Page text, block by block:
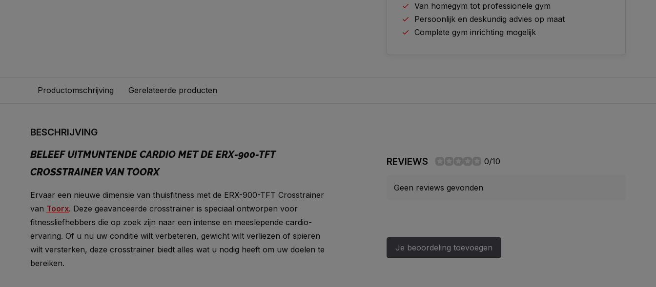
Van homegym tot professionele gym
Persoonlijk en deskundig advies op maat
Complete gym inrichting mogelijk
Productomschrijving Gerelateerde producten
BESCHRIJVING
BELEEF UITMUNTENDE CARDIO MET DE ERX-900-TFT
CROSSTRAINER VAN TOORX
Ervaar een nieuwe dimensie van thuisfitness met de ERX-900-TFT Crosstrainer
van Toorx. Deze geavanceerde crosstrainer is speciaal ontworpen voor
fitnessliefhebbers die op zoek zijn naar een intense en meeslepende cardio-
ervaring. Of u nu uw conditie wilt verbeteren, gewicht wilt verliezen of spieren
wilt versterken, deze crosstrainer biedt alles wat u nodig heeft om uw doelen te
bereiken.
REVIEWS 0/10
Geen reviews gevonden
Je beoordeling toevoegen